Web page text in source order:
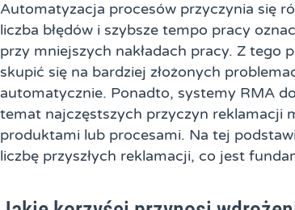
Automatyzacja procesów przyczynia się
liczba błędów i szybsze tempo pracy
przy mniejszych nakładach pracy. Z tego
skupić się na bardziej złożonych
automatycznie. Ponadto, systemy RMA
temat najczęstszych przyczyn reklamacji
produktami lub procesami. Na tej
liczbę przyszłych reklamacji, co jest